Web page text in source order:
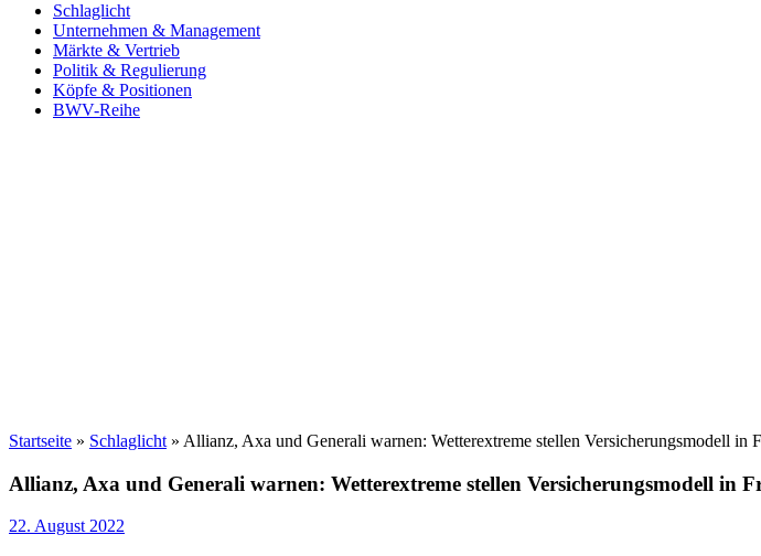
Schlaglicht
Unternehmen & Management
Märkte & Vertrieb
Politik & Regulierung
Köpfe & Positionen
BWV-Reihe
Startseite » Schlaglicht » Allianz, Axa und Generali warnen: Wetterextreme stellen Versicherungsmodell in
Allianz, Axa und Generali warnen: Wetterextreme stellen Versicherungsmodell in
22. August 2022